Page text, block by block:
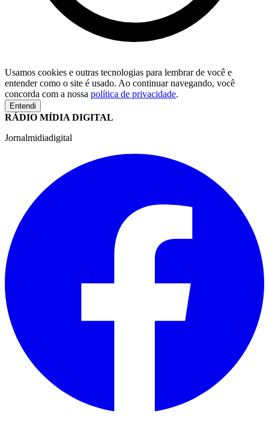
Usamos cookies e outras tecnologias para lembrar de você e
entender como o site é usado. Ao continuar navegando, você
concorda com a nossa política de privacidade.
Entendi
RÁDIO MÍDIA DIGITAL
Jornalmidiadigital